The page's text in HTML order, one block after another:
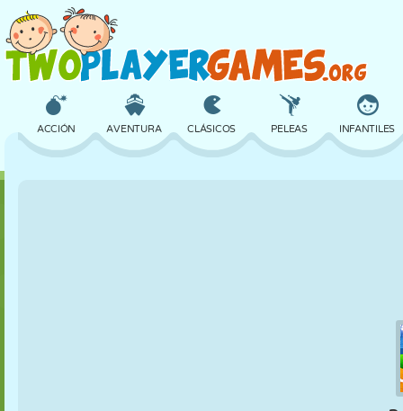
ACCIÓN AVENTURA CLÁSICOS PELEAS INFANTILES